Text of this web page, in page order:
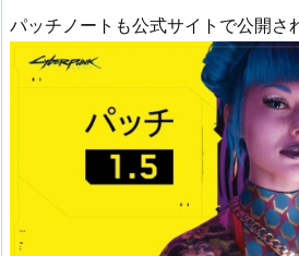
パッチノートも公式サイトで公開さ